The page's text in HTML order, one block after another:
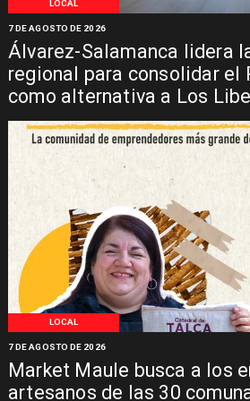
LOCAL
Álvarez-Salamanca lidera
regional para consolidar el
como alternativa a Los
7 DE AGOSTO DE 2026
LOCAL
Market Maule busca a los
artesanos de las 30
7 DE AGOSTO DE 2026